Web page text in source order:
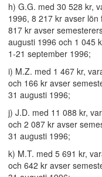
h) G.G. med 30 528 kr,
1996, 8 217 kr avser
817 kr avser
augusti 1996 och 1 045
1-21 september 1996;
i) M.Z. med 1 467 kr,
och 166 kr avser
31 augusti 1996;
j) J.D. med 11 088 kr,
och 2 087 kr avser
31 augusti 1996;
k) M.T. med 5 691 kr,
och 642 kr avser